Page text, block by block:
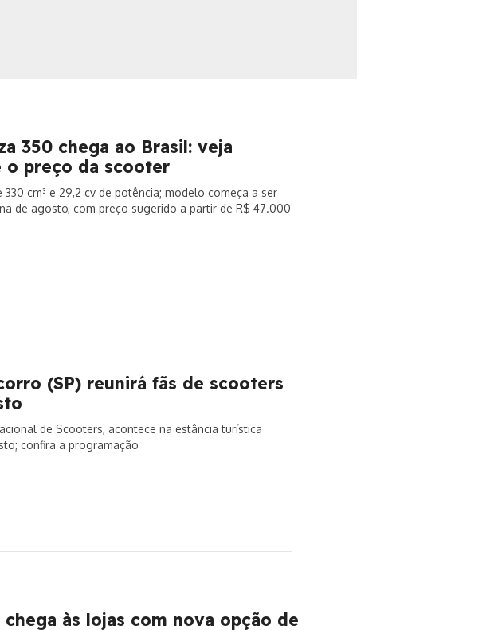
350 chega ao Brasil: veja
o preço da scooter
cm³ e 29,2 cv de potência; modelo começa a ser
de agosto, com preço sugerido a partir de R$ 47.000
(SP) reunirá fãs de scooters
de Scooters, acontece na estância turística
confira a programação
chega às lojas com nova opção de